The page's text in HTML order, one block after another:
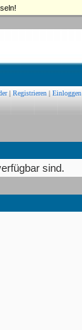
| Registrieren | Einloggen
sind.